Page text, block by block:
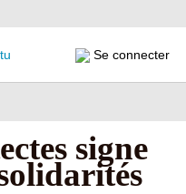
Se connecter
signe